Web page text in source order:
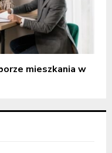
mieszkania w